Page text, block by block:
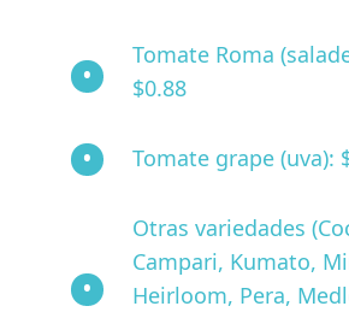
Tomate Roma
$0.88
Tomate grape (uva):
Otras variedades
Campari, Kumato,
Heirloom, Pera,